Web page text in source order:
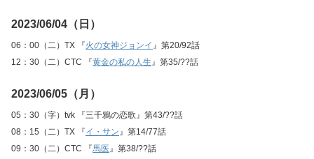
2023/06/04（日）
06：00（二）TX 『火の女神ジョンイ 』第20/92話
12：30（二）CTC 『黄金の私の人生』第35/??話
2023/06/05（月）
05：30（字）tvk 『三千鴉の恋歌』第43/??話
08：15（二）TX 『イ・サン』第14/77話
09：30（二）CTC 『馬医』第38/??話